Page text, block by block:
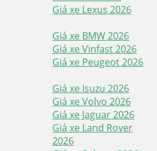
Giá xe Lexus 2026
Giá xe BMW 2026
Giá xe Vinfast 2026
Giá xe Peugeot 2026
Giá xe Isuzu 2026
Giá xe Volvo 2026
Giá xe Jaguar 2026
Giá xe Land Rover
2026